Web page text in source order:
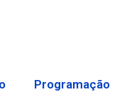
Programação